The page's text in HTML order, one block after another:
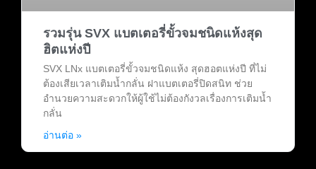
รวมรุ่น SVX แบตเตอรี่ขั้วจมชนิดแห้งสุด
ฮิตแห่งปี
SVX LNx แบตเตอรี่ขั้วจมชนิดแห้ง สุดฮอตแห่งปี ที่ไม่
ต้องเสียเวลาเติมน้ำกลั่น ฝาแบตเตอรี่ปิดสนิท ช่วย
อำนวยความสะดวกให้ผู้ใช้ไม่ต้องกังวลเรื่องการเติมน้ำ
กลั่น
อ่านต่อ »